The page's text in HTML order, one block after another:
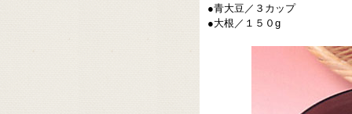
●青大豆／３カップ
●大根／１５０g